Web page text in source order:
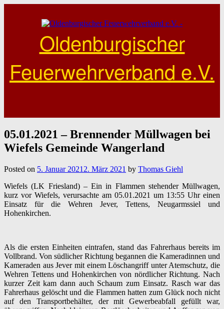
Oldenburgischer
Feuerwehrverband e.V.
05.01.2021 – Brennender Müllwagen bei
Wiefels Gemeinde Wangerland
Posted on 5. Januar 2021 2. März 2021 by Thomas Giehl
Wiefels (LK Friesland) – Ein in Flammen stehender Müllwagen,
kurz vor Wiefels, verursachte am 05.01.2021 um 13:55 Uhr einen
Einsatz für die Wehren Jever, Tettens, Neugarmssiel und
Hohenkirchen.
Als die ersten Einheiten eintrafen, stand das Fahrerhaus bereits im
Vollbrand. Von südlicher Richtung begannen die Kameradinnen und
Kameraden aus Jever mit einem Löschangriff unter Atemschutz, die
Wehren Tettens und Hohenkirchen von nördlicher Richtung. Nach
kurzer Zeit kam dann auch Schaum zum Einsatz. Rasch war das
Fahrerhaus gelöscht und die Flammen hatten zum Glück noch nicht
auf den Transportbehälter, der mit Gewerbeabfall gefüllt war,